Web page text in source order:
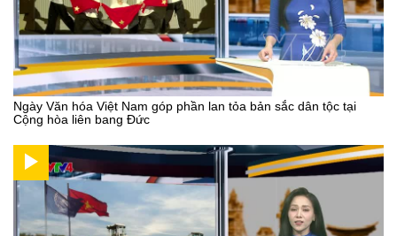
Ngày Văn hóa Việt Nam góp phần lan tỏa bản sắc dân tộc tại
Cộng hòa liên bang Đức